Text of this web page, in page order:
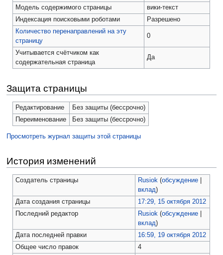
Модель содержимого страницы
вики-текст
Индексация поисковыми роботами
Разрешено
Количество перенаправлений на эту
страницу
0
Учитывается счётчиком как
содержательная страница
Да
Защита страницы
Редактирование
Без защиты (бессрочно)
Переименование
Без защиты (бессрочно)
Просмотреть журнал защиты этой страницы
История изменений
Создатель страницы Rusiok (обсуждение
вклад)
Дата создания страницы
17:29, 15 октября 2012
Последний редактор
Rusiok (обсуждение
вклад)
Дата последней правки
16:59, 19 октября 2012
Общее число правок
4